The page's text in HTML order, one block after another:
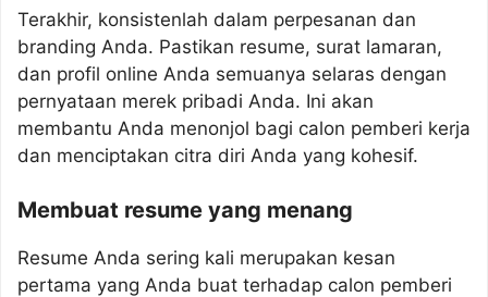
Terakhir, konsistenlah dalam perpesanan dan
branding Anda. Pastikan resume, surat lamaran,
dan profil online Anda semuanya selaras dengan
pernyataan merek pribadi Anda. Ini akan
membantu Anda menonjol bagi calon pemberi kerja
dan menciptakan citra diri Anda yang kohesif.
Membuat resume yang menang
Resume Anda sering kali merupakan kesan
pertama yang Anda buat terhadap calon pemberi